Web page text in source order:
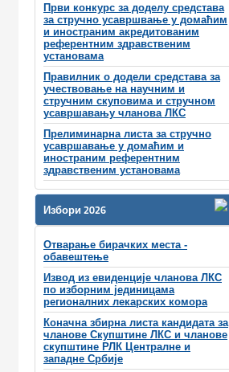
Први конкурс за доделу средстава
за стручно усавршвање у домаћим
и иностраним акредитованим
референтним здравственим
установама
Правилник о додели средстава за
учествовање на научним и
стручним скуповима и стручном
усавршавању чланова ЛКС
Прелиминарна листа за стручно
усавршавање у домаћим и
иностраним референтним
здравственим установама
Избори 2026
Отварање бирачких места -
обавештење
Извод из евиденције чланова ЛКС
по изборним јединицама
регионалних лекарских комора
Коначна збирна листа кандидата за
чланове Скупштине ЛКС и чланове
скупштинe РЛК Централне и
западне Србије